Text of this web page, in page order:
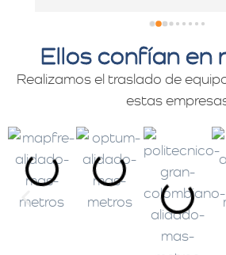
Ellos confían en
Realizamos el traslado de
estas